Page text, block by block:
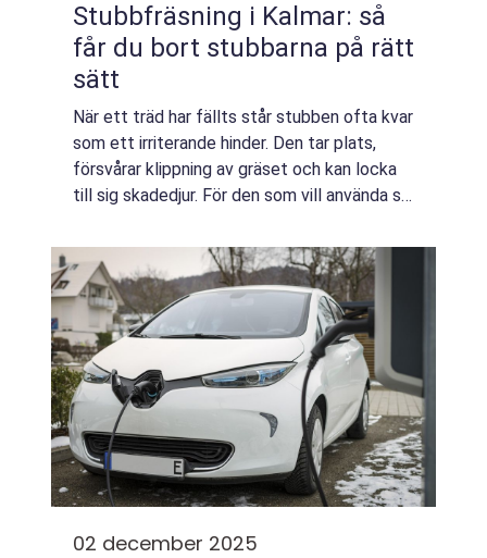
Stubbfräsning i Kalmar: så
får du bort stubbarna på rätt
sätt
När ett träd har fällts står stubben ofta kvar
som ett irriterande hinder. Den tar plats,
försvårar klippning av gräset och kan locka
till sig skadedjur. För den som vill använda sin
02 december 2025